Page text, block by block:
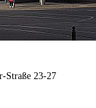
Straße 23-27